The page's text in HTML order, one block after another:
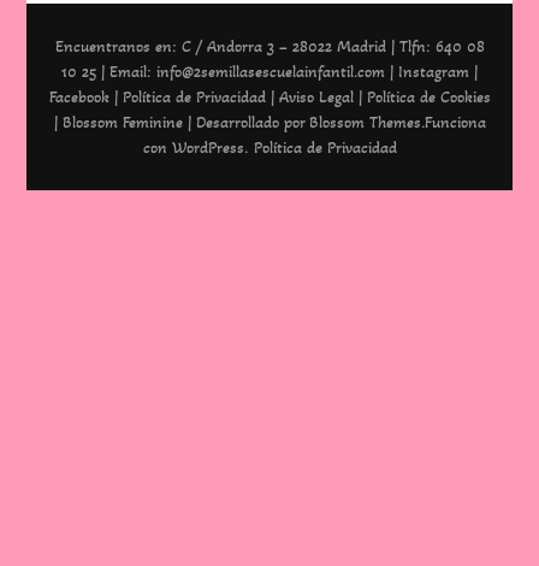
Encuentranos en: C / Andorra 3 – 28022 Madrid| Tlfn: 640 08
10 25 | Email: info@2semillasescuelainfantil.com | Instagram |
Facebook|Política de Privacidad | Aviso Legal| Política de Cookies
| Blossom Feminine | Desarrollado porBlossom Themes.Funciona
con WordPress. Política de Privacidad